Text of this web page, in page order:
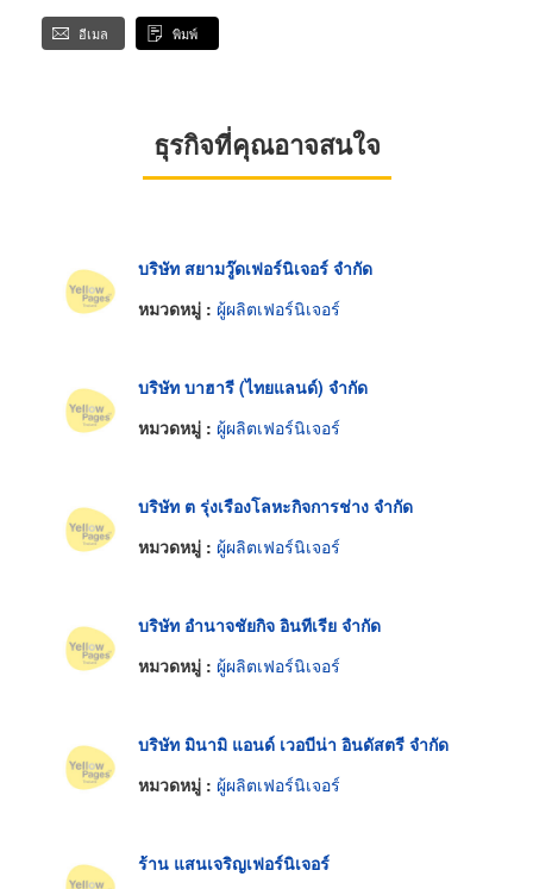
อีเมล พิมพ์
ธุรกิจที่คุณอาจสนใจ
บริษัท สยามวู๊ดเฟอร์นิเจอร์ จำกัด
หมวดหมู่ : ผู้ผลิตเฟอร์นิเจอร์
บริษัท บาฮารี (ไทยแลนด์) จำกัด
หมวดหมู่ : ผู้ผลิตเฟอร์นิเจอร์
บริษัท ต รุ่งเรืองโลหะกิจการช่าง จำกัด
หมวดหมู่ : ผู้ผลิตเฟอร์นิเจอร์
บริษัท อำนาจชัยกิจ อินทีเรีย จำกัด
หมวดหมู่ : ผู้ผลิตเฟอร์นิเจอร์
บริษัท มินามิ แอนด์ เวอบีน่า อินดัสตรี จำกัด
หมวดหมู่ : ผู้ผลิตเฟอร์นิเจอร์
ร้าน แสนเจริญเฟอร์นิเจอร์